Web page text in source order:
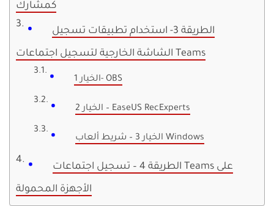
كمشارك
الطريقة 3- استخدام تطبيقات تسجيل
الشاشة الخارجية لتسجيل اجتماعات Teams
الخيار 1- OBS
الخيار 2 – EaseUS RecExperts
الخيار 3 – شريط ألعاب Windows
الطريقة 4 – تسجيل اجتماعات Teams على
الأجهزة المحمولة